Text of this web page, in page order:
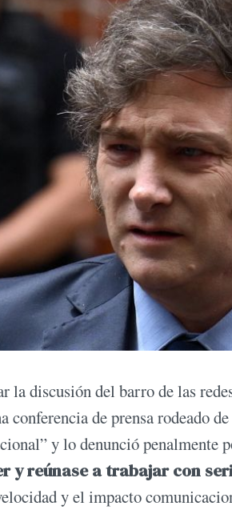
discusión del barro de las
de prensa rodeado
y lo denunció penalmente
y reúnase a trabajar con
y el impacto